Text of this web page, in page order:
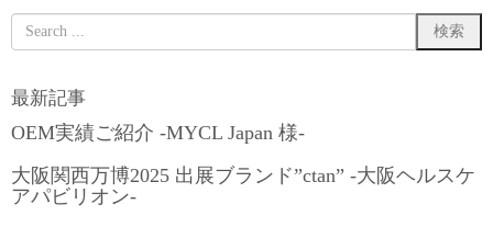
最新記事
OEM実績ご紹介 -MYCL Japan 様-
大阪関西万博2025 出展ブランド”ctan” -大阪ヘルスケ
アパビリオン-